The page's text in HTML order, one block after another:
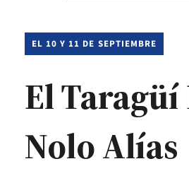
EL 10 Y 11 DE SEPTIEMBRE
El
Nolo Alías